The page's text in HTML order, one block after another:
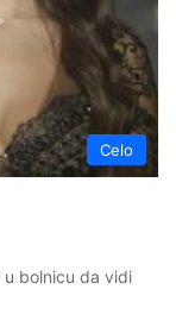
Celo
u bolnicu da vidi